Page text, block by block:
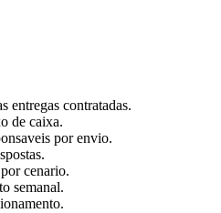
entregas contratadas.
de caixa.
por envio.
cenario.
semanal.